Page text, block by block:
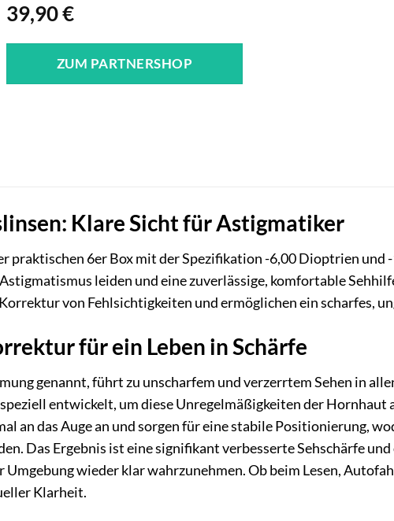
39,90€
ZUM PARTNERSHOP
Klare Sicht für Astigmatiker
praktischen 6er Box mit der Spezifikation -6,00 Dioptrien und
leiden und eine zuverlässige, komfortable
von Fehlsichtigkeiten und ermöglichen ein scharfes,
für ein Leben in Schärfe
genannt, führt zu unscharfem und verzerrtem Sehen in
entwickelt, um diese Unregelmäßigkeiten der Hornhaut
an das Auge an und sorgen für eine stabile Positionierung,
Das Ergebnis ist eine signifikant verbesserte Sehschärfe
wieder klar wahrzunehmen. Ob beim Lesen,
Klarheit.